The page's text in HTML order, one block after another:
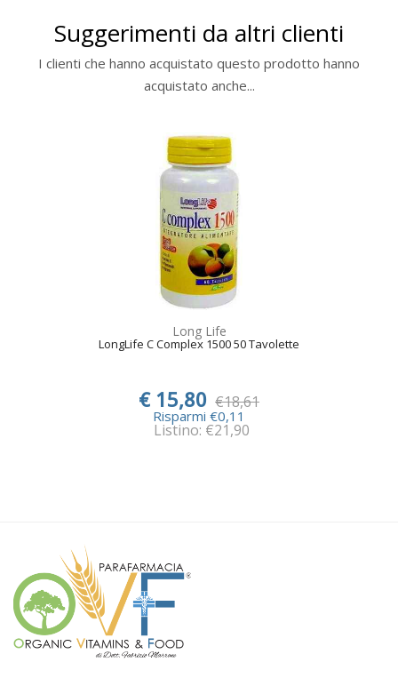
Suggerimenti da altri clienti
I clienti che hanno acquistato questo prodotto hanno
acquistato anche...
Long Life
LongLife C Complex 1500 50 Tavolette
€ 15,80 €18,61
Risparmi €0,11
Listino: €21,90